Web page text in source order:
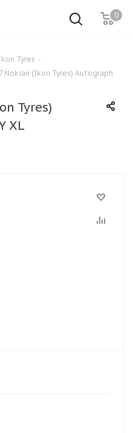
0
Tyres -
Nokian (Ikon Tyres) Autograph
Tyres)
XL